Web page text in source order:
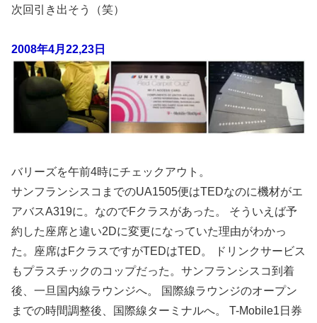
次回引き出そう（笑）
2008年4月22,23日
バリーズを午前4時にチェックアウト。
サンフランシスコまでのUA1505便はTEDなのに機材がエ
アバスA319に。なのでFクラスがあった。 そういえば予
約した座席と違い2Dに変更になっていた理由がわかっ
た。座席はFクラスですがTEDはTED。 ドリンクサービス
もプラスチックのコップだった。サンフランシスコ到着
後、一旦国内線ラウンジへ。 国際線ラウンジのオープン
までの時間調整後、国際線ターミナルへ。 T-Mobile1日券